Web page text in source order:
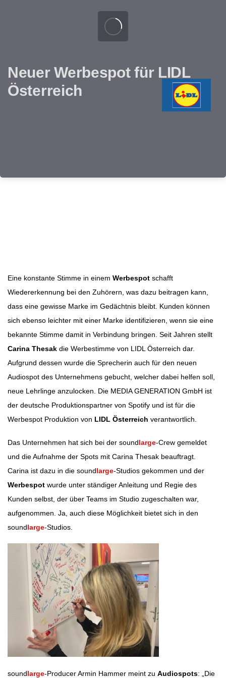
Neuer Werbespot für LIDL
Österreich
Eine konstante Stimme in einem Werbespot schafft
Wiedererkennung bei den Zuhörern, was dazu beitragen kann,
dass eine gewisse Marke im Gedächtnis bleibt. Kunden können
sich ebenso leichter mit einer Marke identifizieren, wenn sie eine
bekannte Stimme damit in Verbindung bringen. Seit Jahren stellt
Carina Thesak die Werbestimme von LIDL Österreich dar.
Aufgrund dessen wurde die Sprecherin auch für den neuen
Audiospot des Unternehmens gebucht, welcher dabei helfen soll,
neue Lehrlinge anzulocken. Die MEDIA GENERATION GmbH ist
der deutsche Produktionspartner von Spotify und ist für die
Werbespot Produktion von LIDL Österreich verantwortlich.
Das Unternehmen hat sich bei der soundlarge-Crew gemeldet
und die Aufnahme der Spots mit Carina Thesak beauftragt.
Carina ist dazu in die soundlarge-Studios gekommen und der
Werbespot wurde unter ständiger Anleitung und Regie des
Kunden selbst, der über Teams im Studio zugeschalten war,
aufgenommen. Ja, auch diese Möglichkeit bietet sich in den
soundlarge-Studios.
soundlarge-Producer Armin Hammer meint zu Audiospots: „Die